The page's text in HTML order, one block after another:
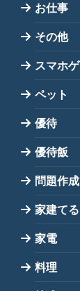
お仕事
その他
スマホ
ペット
優待
優待飯
問題作成
家建てる
家電
料理